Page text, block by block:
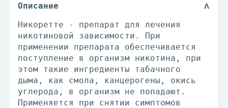
Описание
Никоретте - препарат для лечения
никотиновой зависимости. При
применении препарата обеспечивается
поступление в организм никотина, при
этом такие ингредиенты табачного
дыма, как смола, канцерогены, окись
углерода, в организм не попадают.
Применяется при снятии симптомов